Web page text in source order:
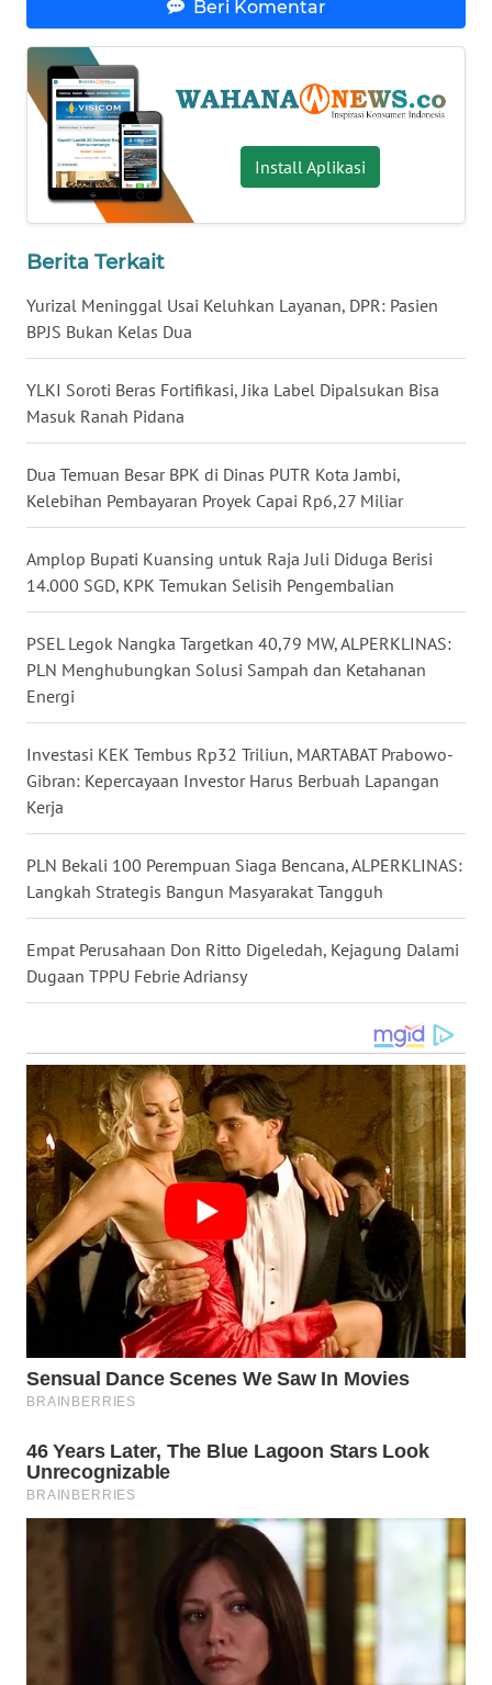
Install Aplikasi
Berita Terkait
Yurizal Meninggal Usai Keluhkan Layanan, DPR: Pasien
BPJS Bukan Kelas Dua
YLKI Soroti Beras Fortifikasi, Jika Label Dipalsukan Bisa
Masuk Ranah Pidana
Dua Temuan Besar BPK di Dinas PUTR Kota Jambi,
Kelebihan Pembayaran Proyek Capai Rp6,27 Miliar
Amplop Bupati Kuansing untuk Raja Juli Diduga Berisi
14.000 SGD, KPK Temukan Selisih Pengembalian
PSEL Legok Nangka Targetkan 40,79 MW, ALPERKLINAS:
PLN Menghubungkan Solusi Sampah dan Ketahanan
Energi
Investasi KEK Tembus Rp32 Triliun, MARTABAT Prabowo-
Gibran: Kepercayaan Investor Harus Berbuah Lapangan
Kerja
PLN Bekali 100 Perempuan Siaga Bencana, ALPERKLINAS:
Langkah Strategis Bangun Masyarakat Tangguh
Empat Perusahaan Don Ritto Digeledah, Kejagung Dalami
WN
WN
SUMBAR
WN
WN
BENGKULU
WN
LAMPUNG
WN
WN
JATIM
WN
BALI
KALBAR
WN
KALTENG
WN
KALSEL
WN
KALTIM
WN
SULSEL
GORONTALO
WN
WN
MALUKU
WN